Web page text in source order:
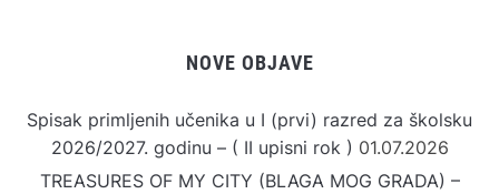
NOVE OBJAVE
Spisak primljenih učenika u I (prvi) razred za školsku
2026/2027. godinu – ( II upisni rok ) 01.07.2026
TREASURES OF MY CITY (BLAGA MOG GRADA) –